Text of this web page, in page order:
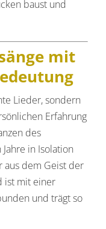
baust und
mit
Lieder, sondern
Erfahrung
des
in Isolation
aus dem Geist der
ist mit einer
und trägt so